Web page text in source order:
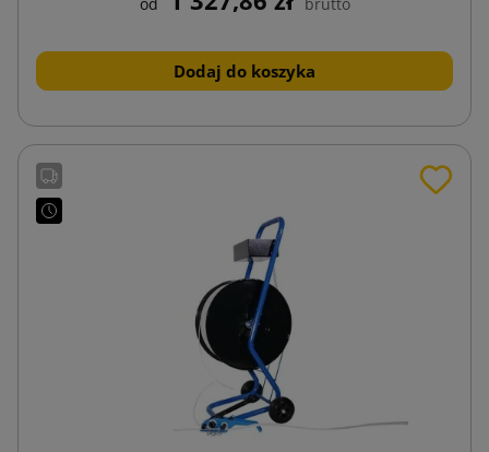
Dodaj do koszyka